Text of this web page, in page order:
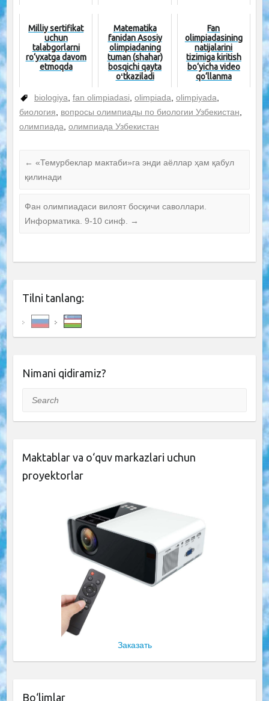
Milliy sertifikat
uchun
talabgorlarni
ro‘yxatga davom
etmoqda
Matematika
fanidan Asosiy
olimpiadaning
tuman (shahar)
bosqichi qayta
oʻtkaziladi
Fan
olimpiadasining
natijalarini
tizimiga kiritish
bo‘yicha video
qo‘llanma
biologiya, fan olimpiadasi, olimpiada, olimpiyada,
биология, вопросы олимпиады по биологии Узбекистан,
олимпиада, олимпиада Узбекистан
← «Темурбеклар мактаби»га энди аёллар ҳам қабул
қилинади
Фан олимпиадаси вилоят босқичи саволлари.
Информатика. 9-10 синф. →
Tilni tanlang:
Nimani qidiramiz?
Search
Maktablar va o‘quv markazlari uchun
proyektorlar
Заказать
Bo‘limlar